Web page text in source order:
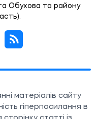
Обухова та району
матеріалів сайту
гіперпосилання в